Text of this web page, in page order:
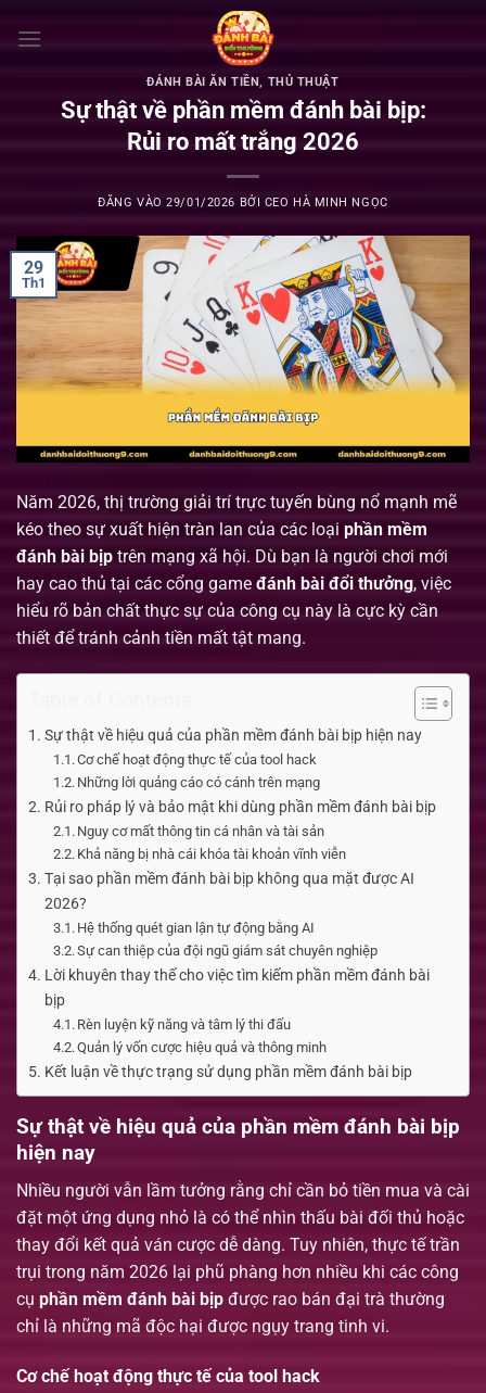
qua
ĐÁNH BÀI ĂN TIỀN, THỦ THUẬT
Sự thật về phần mềm đánh bài bịp:
Rủi ro mất trắng 2026
ĐĂNG VÀO29/01/2026 BỞI CEO HÀ MINH NGỌC
29
Th1
Năm 2026, thị trường giải trí trực tuyến bùng nổ mạnh mẽ
kéo theo sự xuất hiện tràn lan của các loại phần mềm
đánh bài bịp trên mạng xã hội. Dù bạn là người chơi mới
hay cao thủ tại các cổng game đánh bài đổi thưởng, việc
hiểu rõ bản chất thực sự của công cụ này là cực kỳ cần
thiết để tránh cảnh tiền mất tật mang.
Sự thật về hiệu quả của phần mềm đánh bài bịp hiện nay
Cơ chế hoạt động thực tế của tool hack
Những lời quảng cáo có cánh trên mạng
Rủi ro pháp lý và bảo mật khi dùng phần mềm đánh bài bịp
Nguy cơ mất thông tin cá nhân và tài sản
Khả năng bị nhà cái khóa tài khoản vĩnh viễn
Tại sao phần mềm đánh bài bịp không qua mặt được AI
2026?
Hệ thống quét gian lận tự động bằng AI
Sự can thiệp của đội ngũ giám sát chuyên nghiệp
Lời khuyên thay thế cho việc tìm kiếm phần mềm đánh bài
bịp
Rèn luyện kỹ năng và tâm lý thi đấu
Quản lý vốn cược hiệu quả và thông minh
Kết luận về thực trạng sử dụng phần mềm đánh bài bịp
Sự thật về hiệu quả của phần mềm đánh bài bịp
hiện nay
Nhiều người vẫn lầm tưởng rằng chỉ cần bỏ tiền mua và cài
đặt một ứng dụng nhỏ là có thể nhìn thấu bài đối thủ hoặc
thay đổi kết quả ván cược dễ dàng. Tuy nhiên, thực tế trần
trụi trong năm 2026 lại phũ phàng hơn nhiều khi các công
cụ phần mềm đánh bài bịp được rao bán đại trà thường
chỉ là những mã độc hại được ngụy trang tinh vi.
Cơ chế hoạt động thực tế của tool hack